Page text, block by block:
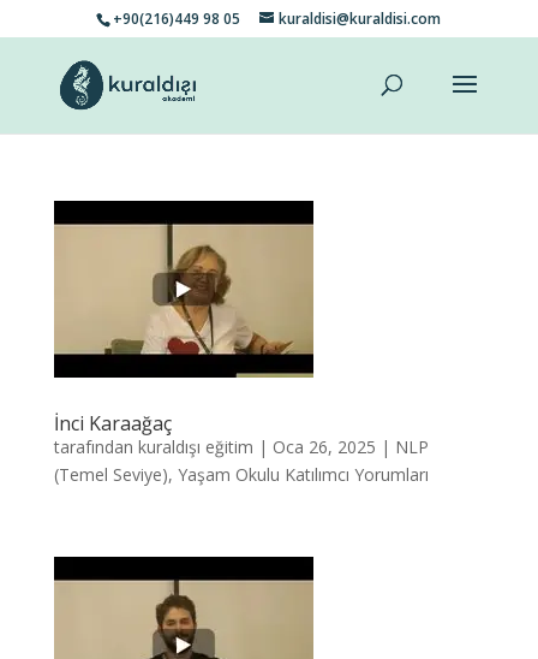
+90(216)449 98 05 kuraldisi@kuraldisi.com
İnci Karaağaç
tarafından kuraldışı eğitim | Oca 26, 2025 | NLP
(Temel Seviye), Yaşam Okulu Katılımcı Yorumları